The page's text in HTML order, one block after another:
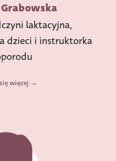
laktacyjna,
dzieci i instruktorka
więcej